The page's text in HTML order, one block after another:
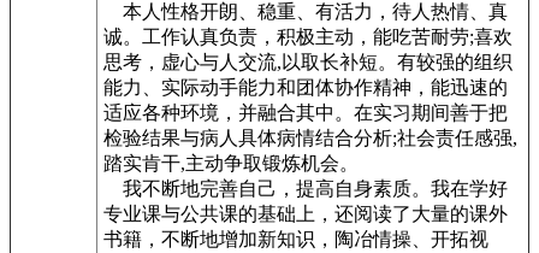
本人性格开朗、稳重、有活力，待人热情、真
诚。工作认真负责，积极主动，能吃苦耐劳;喜欢
思考，虚心与人交流,以取长补短。有较强的组织
能力、实际动手能力和团体协作精神，能迅速的
适应各种环境，并融合其中。在实习期间善于把
检验结果与病人具体病情结合分析;社会责任感强,
踏实肯干,主动争取锻炼机会。
我不断地完善自己，提高自身素质。我在学好
专业课与公共课的基础上，还阅读了大量的课外
书籍，不断地增加新知识，陶冶情操、开拓视